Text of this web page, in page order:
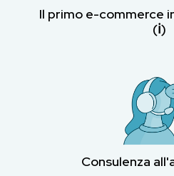
Il primo e-commerce
(ℹ︎)
Consulenza